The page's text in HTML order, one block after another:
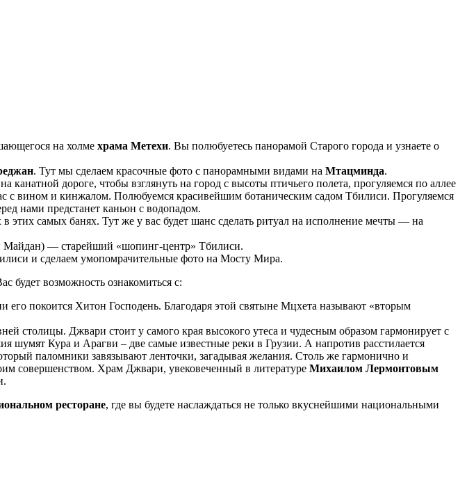
на холме храма Метехи. Вы полюбуетесь панорамой Старого города и узнаете о
. Тут мы сделаем красочные фото с панорамными видами на Мтацминда.
канатной дороге, чтобы взглянуть на город с высоты птичьего полета, прогуляемся по аллее
с вином и кинжалом. Полюбуемся красивейшим ботаническим садом Тбилиси. Прогуляемся
нами предстанет каньон с водопадом.
самых банях. Тут же у вас будет шанс сделать ритуал на исполнение мечты — на
Майдан) — старейший «шопинг-центр» Тбилиси.
и сделаем умопомрачительные фото на Мосту Мира.
будет возможность ознакомиться с:
покоится Хитон Господень. Благодаря этой святыне Мцхета называют «вторым
столицы. Джвари стоит у самого края высокого утеса и чудесным образом гармонирует с
Кура и Арагви – две самые известные реки в Грузии. А напротив расстилается
паломники завязывают ленточки, загадывая желания. Столь же гармонично и
совершенством. Храм Джвари, увековеченный в литературе Михаилом Лермонтовым
ресторане, где вы будете наслаждаться не только вкуснейшими национальными